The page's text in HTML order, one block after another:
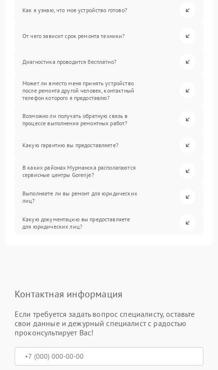
Как я узнаю, что мое устройство готово?
От чего зависит срок ремонта техники?
Диагностика проводится бесплатно?
Может ли вместо меня принять устройство
после ремонта другой человек, контактный
телефон которого я предоставлю?
Возможно ли получать обратную связь в
процессе выполнения ремонтных работ?
Какую гарантию вы предоставляете?
В каких районах Мурманска располагаются
сервисные центры Gorenje?
Выполняете ли вы ремонт для юридических
лиц?
Какую документацию вы предоставляете
для юридических лиц?
Контактная информация
Если требуется задать вопрос специалисту, оставьте
свои данные и дежурный специалист с радостью
проконсультирует Вас!